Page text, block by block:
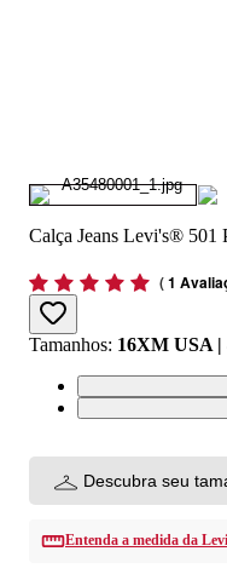
Calça Jeans Levi's® 501
(1
Tamanhos: 16XM USA |
16XM USA | 44
18XM USA | 46
Descubra seu
Entenda a medida da